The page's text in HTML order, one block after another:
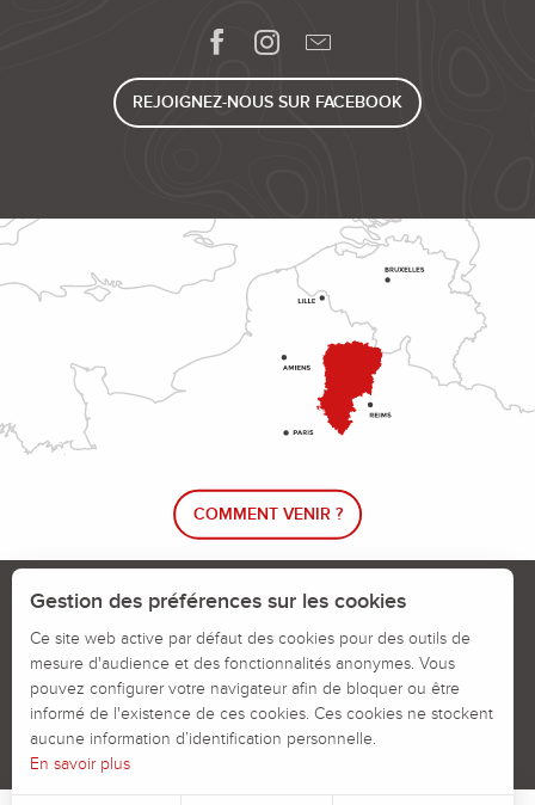
REJOIGNEZ-NOUS SUR FACEBOOK
COMMENT VENIR ?
Le blog rando !
Calendrier des jours chassés
Signaler un problème sur un parcours
Politiques des Cookies Mentions légales
Gestion des préférences sur les cookies
Ce site web active par défaut des cookies pour des outils de
mesure d'audience et des fonctionnalités anonymes. Vous
pouvez configurer votre navigateur afin de bloquer ou être
informé de l'existence de ces cookies. Ces cookies ne stockent
aucune information d’identification personnelle.
En savoir plus